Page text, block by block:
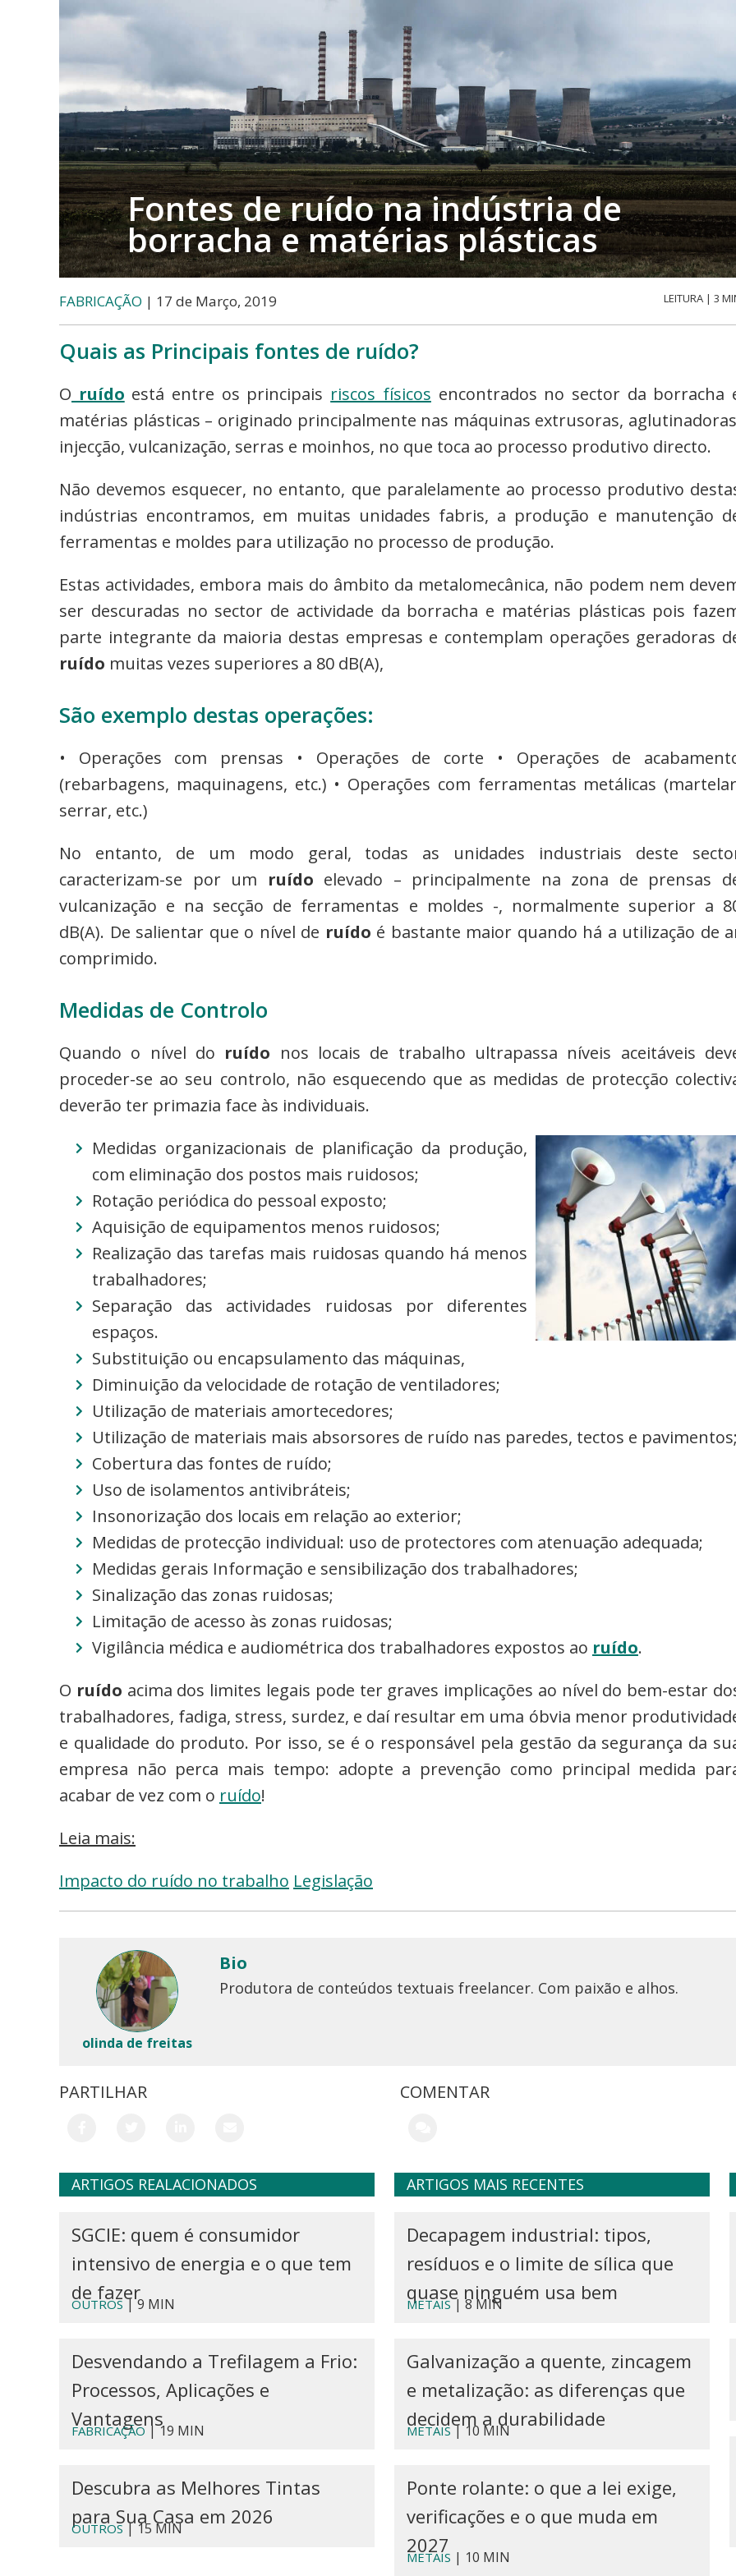
Fontes de ruído na indústria de
borracha e matérias plásticas
FABRICAÇÃO | 17 de Março, 2019 LEITURA | 3
Quais as Principais fontes de ruído?
O ruído está entre os principais riscos físicos encontrados no sector da borracha
matérias plásticas – originado principalmente nas máquinas extrusoras,
injecção, vulcanização, serras e moinhos, no que toca ao processo produtivo directo.
Não devemos esquecer, no entanto, que paralelamente ao processo produtivo
indústrias encontramos, em muitas unidades fabris, a produção e manutenção
ferramentas e moldes para utilização no processo de produção.
Estas actividades, embora mais do âmbito da metalomecânica, não podem nem
ser descuradas no sector de actividade da borracha e matérias plásticas pois
parte integrante da maioria destas empresas e contemplam operações geradoras
ruído muitas vezes superiores a 80 dB(A),
São exemplo destas operações:
• Operações com prensas • Operações de corte • Operações de
(rebarbagens, maquinagens, etc.) • Operações com ferramentas metálicas
serrar, etc.)
No entanto, de um modo geral, todas as unidades industriais deste
caracterizam-se por um ruído elevado – principalmente na zona de prensas
vulcanização e na secção de ferramentas e moldes -, normalmente superior a
dB(A). De salientar que o nível de ruído é bastante maior quando há a utilização de
comprimido.
Medidas de Controlo
Quando o nível do ruído nos locais de trabalho ultrapassa níveis aceitáveis
proceder-se ao seu controlo, não esquecendo que as medidas de protecção
deverão ter primazia face às individuais.
Medidas organizacionais de planificação da produção,
com eliminação dos postos mais ruidosos;
Rotação periódica do pessoal exposto;
Aquisição de equipamentos menos ruidosos;
Realização das tarefas mais ruidosas quando há menos
trabalhadores;
Separação das actividades ruidosas por diferentes
espaços.
Substituição ou encapsulamento das máquinas,
Diminuição da velocidade de rotação de ventiladores;
Utilização de materiais amortecedores;
Utilização de materiais mais absorsores de ruído nas paredes, tectos e
Cobertura das fontes de ruído;
Uso de isolamentos antivibráteis;
Insonorização dos locais em relação ao exterior;
Medidas de protecção individual: uso de protectores com atenuação adequada;
Medidas gerais Informação e sensibilização dos trabalhadores;
Sinalização das zonas ruidosas;
Limitação de acesso às zonas ruidosas;
Vigilância médica e audiométrica dos trabalhadores expostos ao ruído.
O ruído acima dos limites legais pode ter graves implicações ao nível do bem-estar
trabalhadores, fadiga, stress, surdez, e daí resultar em uma óbvia menor
e qualidade do produto. Por isso, se é o responsável pela gestão da segurança da
empresa não perca mais tempo: adopte a prevenção como principal medida
acabar de vez com o ruído!
Leia mais:
Impacto do ruído no trabalho Legislação
olinda de freitas
Bio
Produtora de conteúdos textuais freelancer. Com paixão e alhos.
PARTILHAR COMENTAR
ARTIGOS REALACIONADOS
SGCIE: quem é consumidor
intensivo de energia e o que tem
de fazer
OUTROS| 9 MIN
Desvendando a Trefilagem a Frio:
Processos, Aplicações e
Vantagens
FABRICAÇÃO| 19 MIN
Descubra as Melhores Tintas
para Sua Casa em 2026
OUTROS| 15 MIN
ARTIGOS MAIS RECENTES
Decapagem industrial: tipos,
resíduos e o limite de sílica que
quase ninguém usa bem
METAIS| 8 MIN
Galvanização a quente, zincagem
e metalização: as diferenças que
decidem a durabilidade
METAIS| 10 MIN
Ponte rolante: o que a lei exige,
verificações e o que muda em
2027
METAIS | 10 MIN